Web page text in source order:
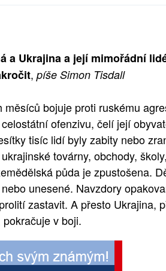
a Ukrajina a její mimořádní
, píše Simon Tisdall
bojuje proti ruskému
ofenzivu, čelí její
tisíc lidí byly zabity nebo
továrny, obchody, školy,
půda je zpustošena.
unesené. Navzdory
zastavit. A přesto Ukrajina,
v boji.